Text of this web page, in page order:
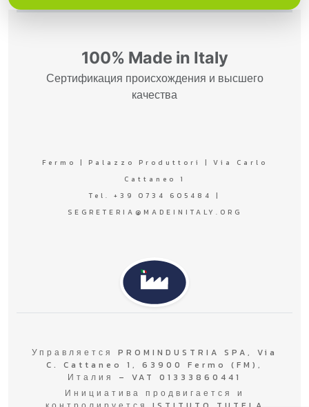
100% Made in Italy
Сертификация происхождения и высшего
качества
Fermo | Palazzo Produttori | Via Carlo
Cattaneo 1
Tel. +39 0734 605484 |
SEGRETERIA@MADEINITALY.ORG
Управляется PROMINDUSTRIA SPA, Via
C. Cattaneo 1, 63900 Fermo (FM),
Италия – VAT 01333860441
Инициатива продвигается и